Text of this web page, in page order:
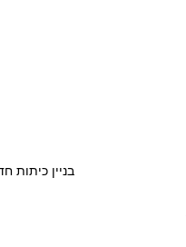
בניין כיתות חדר